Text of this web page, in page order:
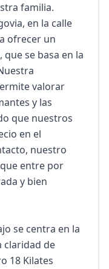
familia.
en la calle
ofrecer un
se basa en la
valorar
y las
que nuestros
en el
nuestro
entre por
y bien
se centra en la
claridad de
18 Kilates